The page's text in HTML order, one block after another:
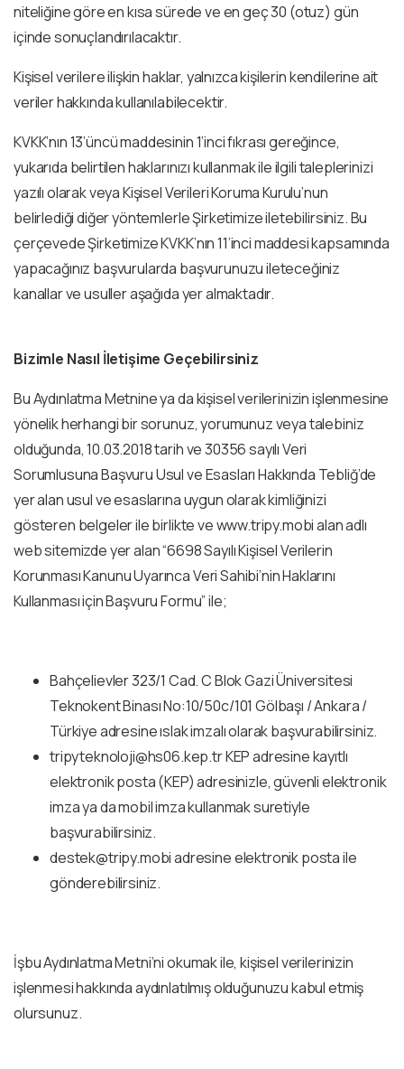
niteliğine göre en kısa sürede ve en geç 30 (otuz) gün
içinde sonuçlandırılacaktır.
Kişisel verilere ilişkin haklar, yalnızca kişilerin kendilerine ait
veriler hakkında kullanılabilecektir.
KVKK’nın 13’üncü maddesinin 1’inci fıkrası gereğince,
yukarıda belirtilen haklarınızı kullanmak ile ilgili taleplerinizi
yazılı olarak veya Kişisel Verileri Koruma Kurulu’nun
belirlediği diğer yöntemlerle Şirketimize iletebilirsiniz. Bu
çerçevede Şirketimize KVKK’nın 11’inci maddesi kapsamında
yapacağınız başvurularda başvurunuzu ileteceğiniz
kanallar ve usuller aşağıda yer almaktadır.
Bizimle Nasıl İletişime Geçebilirsiniz
Bu Aydınlatma Metnine ya da kişisel verilerinizin işlenmesine
yönelik herhangi bir sorunuz, yorumunuz veya talebiniz
olduğunda, 10.03.2018 tarih ve 30356 sayılı Veri
Sorumlusuna Başvuru Usul ve Esasları Hakkında Tebliğ’de
yer alan usul ve esaslarına uygun olarak kimliğinizi
gösteren belgeler ile birlikte ve www.tripy.mobi alan adlı
web sitemizde yer alan “6698 Sayılı Kişisel Verilerin
Korunması Kanunu Uyarınca Veri Sahibi’nin Haklarını
Kullanması için Başvuru Formu” ile;
Bahçelievler 323/1 Cad. C Blok Gazi Üniversitesi
Teknokent Binası No:10/50c/101 Gölbaşı / Ankara /
Türkiye adresine ıslak imzalı olarak başvurabilirsiniz.
tripyteknoloji@hs06.kep.trKEP adresine kayıtlı
elektronik posta (KEP) adresinizle, güvenli elektronik
imza ya da mobil imza kullanmak suretiyle
başvurabilirsiniz.
destek@tripy.mobiadresine elektronik posta ile
gönderebilirsiniz.
İşbu Aydınlatma Metni’ni okumak ile, kişisel verilerinizin
işlenmesi hakkında aydınlatılmış olduğunuzu kabul etmiş
olursunuz.